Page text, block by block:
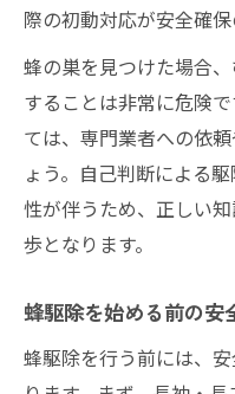
際の初動対応が安全確保
蜂の巣を見つけた場合
することは非常に危険
ては、専門業者への依
ょう。自己判断による
性が伴うため、正しい
歩となります。
蜂駆除を始める前の安
蜂駆除を行う前には、